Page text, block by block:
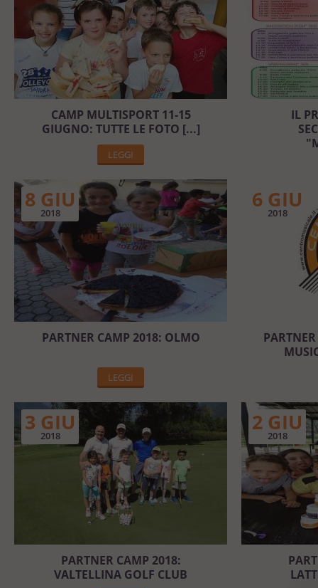
CAMP MULTISPORT 11-15
GIUGNO: TUTTE LE FOTO [...]
LEGGI
IL
8 GIU
2018
PARTNER CAMP 2018: OLMO
LEGGI
6 GIU
2018
3 GIU
2018
PARTNER CAMP 2018:
VALTELLINA GOLF CLUB
2 GIU
2018